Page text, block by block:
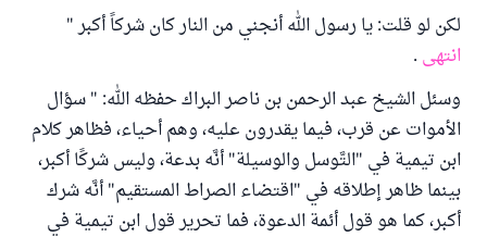
لكن لو قلت: يا رسول الله أنجني من النار كان شركاً أكبر "
انتهى .
وسئل الشيخ عبد الرحمن بن ناصر البراك حفظه الله: " سؤال
الأموات عن قرب، فيما يقدرون عليه، وهم أحياء، فظاهر كلام
ابن تيمية في "التَّوسل والوسيلة" أنَّه بدعة، وليس شركًا أكبر،
بينما ظاهر إطلاقه في "اقتضاء الصراط المستقيم" أنَّه شرك
أكبر، كما هو قول أئمة الدعوة، فما تحرير قول ابن تيمية في